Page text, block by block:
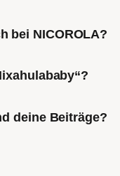
bei NICOROLA?
deine Beiträge?